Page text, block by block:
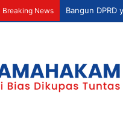
Breaking News